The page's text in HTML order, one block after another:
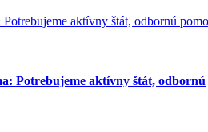
aktívny štát, odbornú
Potrebujeme aktívny štát, odbornú